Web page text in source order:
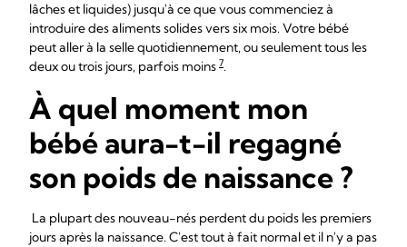
lâches et liquides) jusqu'à ce que vous commenciez à
introduire des aliments solides vers six mois. Votre bébé
peut aller à la selle quotidiennement, ou seulement tous les
deux ou trois jours, parfois moins 7.
À quel moment mon
bébé aura-t-il regagné
son poids de naissance ?
La plupart des nouveau-nés perdent du poids les premiers
jours après la naissance. C'est tout à fait normal et il n'y a pas